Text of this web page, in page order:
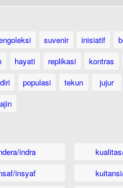
suvenir inisiatif
hayati replikasi kontras
populasi tekun jujur
indra
insyaf